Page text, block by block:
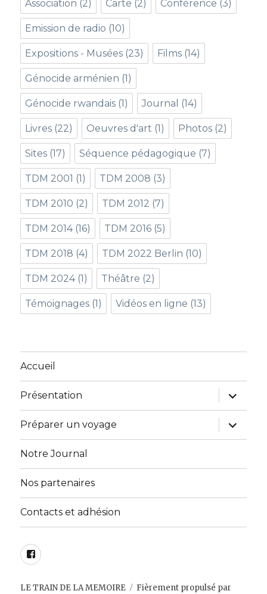
Association (2) Carte (2) Conférence (3)
Emission de radio (10)
Expositions - Musées (23) Films (14)
Génocide arménien (1)
Génocide rwandais (1) Journal (14)
Livres (22) Oeuvres d'art (1) Photos (2)
Sites (17) Séquence pédagogique (7)
TDM 2001 (1) TDM 2008 (3)
TDM 2010 (2) TDM 2012 (7)
TDM 2014(16) TDM 2016 (5)
TDM 2018 (4) TDM 2022 Berlin (10)
TDM 2024(1) Théâtre (2)
Témoignages (1) Vidéos en ligne (13)
Accueil
Présentation
ouvrir
le
sous-
menu
Préparer un voyage
ouvrir
le
sous-
Notre Journal
Nos partenaires
Contacts et adhésion
Facebook
LE TRAIN DE LA MEMOIRE
Fièrement propulsé par